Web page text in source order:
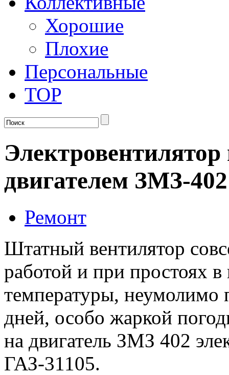
Хорошие
Плохие
Персональные
TOP
Электровентилятор
двигателем ЗМЗ-
Ремонт
Штатный вентилятор
работой и при простоях в
температуры, неумолимо
дней, особо жаркой
на двигатель ЗМЗ 402
ГАЗ-31105.